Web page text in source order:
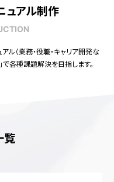
ュアル制作
（業務・役職・キャリア開発な
で各種課題解決を目指します。
覧